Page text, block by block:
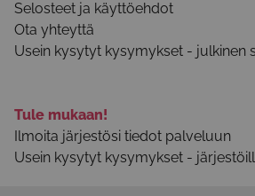
Selosteet ja käyttöehdot
Ota yhteyttä
Usein kysytyt kysymykset - julkinen
Tule mukaan!
Ilmoita järjestösi tiedot palveluun
Usein kysytyt kysymykset -